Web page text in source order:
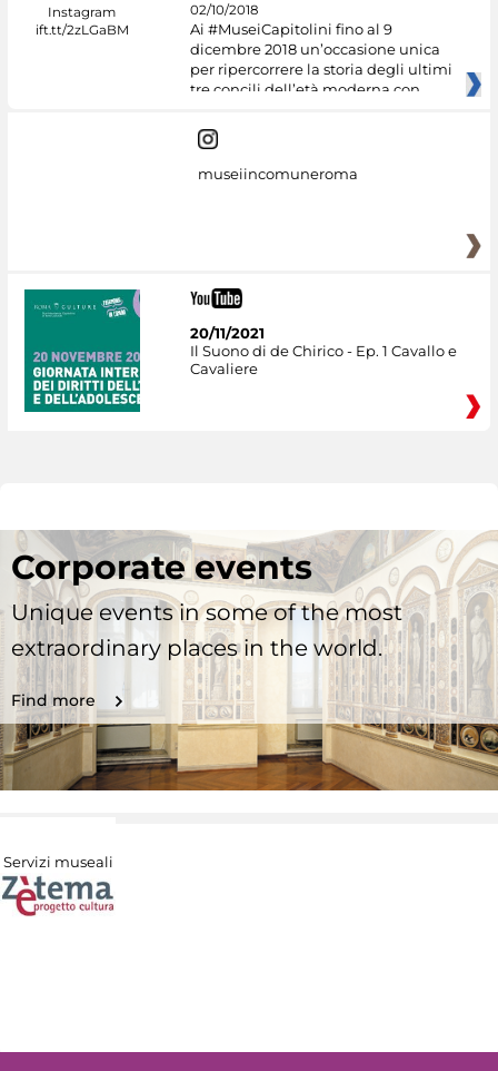
02/10/2018
Ai #MuseiCapitolini fino al 9
dicembre 2018 un’occasione unica
per ripercorrere la storia degli ultimi
tre concili dell’età moderna con
museiincomuneroma
20/11/2021
Il Suono di de Chirico - Ep. 1 Cavallo e
Cavaliere
Corporate events
Unique events in some of the most
extraordinary places in the world.
Find more
Servizi museali